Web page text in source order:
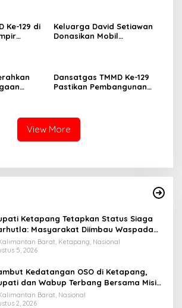
Ke-129 di
Keluarga David Setiawan
Donasikan Mobil
Dansatgas TMMD Ke-129
Pastikan Pembangunan
View More
Ketapang Tetapkan Status Siaga
Masyarakat Diimbau Waspada
EkstremBarat, Ketapang, Nasional
5, 2026
Kedatangan OSO di Ketapang,
dan Wabup Terbang Bersama Misi
MTQ XXXIV di Kayong Utara
Barat, Nasional
2, 2026